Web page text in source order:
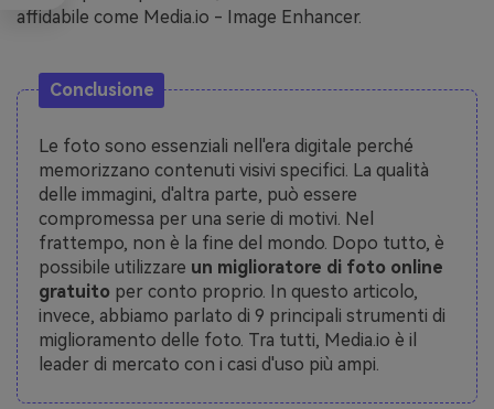
affidabile come Media.io - Image Enhancer.
Conclusione
Le foto sono essenziali nell'era digitale perché
memorizzano contenuti visivi specifici. La qualità
delle immagini, d'altra parte, può essere
compromessa per una serie di motivi. Nel
frattempo, non è la fine del mondo. Dopo tutto, è
possibile utilizzare un miglioratore di foto online
gratuito per conto proprio. In questo articolo,
invece, abbiamo parlato di 9 principali strumenti di
miglioramento delle foto. Tra tutti, Media.io è il
leader di mercato con i casi d'uso più ampi.